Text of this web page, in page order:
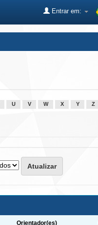
Entrar em:
U V W X Y Z
Orientador(es)